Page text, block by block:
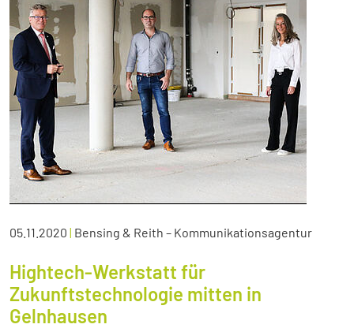
05.11.2020 | Bensing & Reith – Kommunikationsagentur
Hightech-Werkstatt für
Zukunftstechnologie mitten in
Gelnhausen